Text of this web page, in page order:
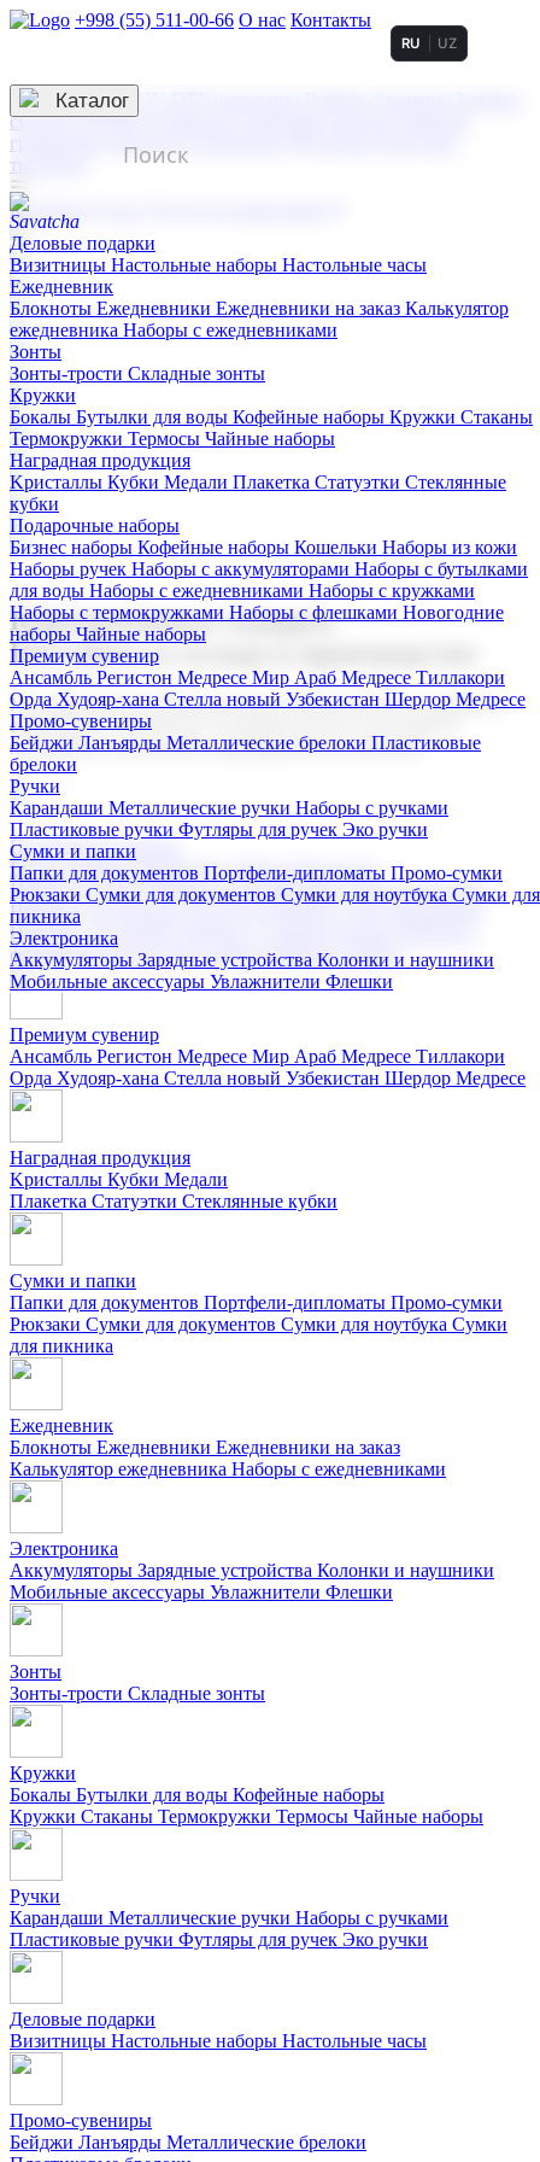
+998 (55) 511-00-66 О нас Контакты
3D гравировка
смолой (Doming)
гравировка твердая
тиснение
RU UZ
☰
Контакты
Каталог
Деловые подарки
Визитницы Настольные наборы Настольные часы
Ежедневник
Блокноты Ежедневники Ежедневники на заказ Калькулятор
ежедневника Наборы с ежедневниками
Зонты
Зонты-трости Складные зонты
Кружки
Бокалы Бутылки для воды Кофейные наборы Кружки Стаканы
Термокружки Термосы Чайные наборы
Наградная продукция
Kристаллы Кубки Медали Плакетка Статуэтки Стеклянные
кубки
Подарочные наборы
Бизнес наборы Кофейные наборы Кошельки Наборы из кожи
Наборы ручек Наборы с аккумуляторами Наборы с бутылками
для воды Наборы с ежедневниками Наборы с кружками
Наборы с термокружками Наборы с флешками Новогодние
наборы Чайные наборы
Премиум сувенир
Ансамбль Регистон Медресе Мир Араб Медресе Тиллакори
Орда Худояр-хана Стелла новый Узбекистан Шердор Медресе
Промо-сувениры
Бейджи Ланъярды Металлические брелоки Пластиковые
брелоки
Ручки
Карандаши Металлические ручки Наборы с ручками
Пластиковые ручки Футляры для ручек Эко ручки
Сумки и папки
Папки для документов Портфели-дипломаты Промо-сумки
Рюкзаки Сумки для документов Сумки для ноутбука Сумки для
пикника
Электроника
Аккумуляторы Зарядные устройства Колонки и наушники
Мобильные аксессуары Увлажнители Флешки
Корпоративные подарки
Поставка со склада и производство
Мы предлагаем широкий выбор корпоративных подарков и
сувениров с логотипом. В нашем каталоге вы найдете
продукцию для бизнеса, мероприятия и клиентов.
Подарочные наборы
Бизнес наборыКофейные наборы Кошельки
Наборы из кожиНаборы ручекНаборы с аккумуляторами
Наборы с бутылками для воды
Наборы с ежедневниками
Наборы с кружками
флешкамиНовогодние наборыЧайные наборы
Премиум сувенир
Ансамбль Регистон Медресе Мир Араб Медресе Тиллакори
Орда Худояр-хана Стелла новый Узбекистан Шердор Медресе
Наградная продукция
Kристаллы Кубки Медали
Плакетка Статуэтки Стеклянные кубки
Сумки и папки
Папки для документов Портфели-дипломаты Промо-сумки
Рюкзаки Сумки для документов Сумки для ноутбука Сумки
для пикника
Ежедневник
Блокноты Ежедневники Ежедневники на заказ
Калькулятор ежедневника Наборы с ежедневниками
Электроника
Аккумуляторы Зарядные устройства Колонки и наушники
Мобильные аксессуары Увлажнители Флешки
Зонты
Зонты-трости Складные зонты
Кружки
Бокалы Бутылки для воды Кофейные наборы
Кружки Стаканы Термокружки Термосы Чайные наборы
Ручки
Карандаши Металлические ручки Наборы с ручками
Пластиковые ручки Футляры для ручек Эко ручки
Деловые подарки
Визитницы Настольные наборы Настольные часы
Промо-сувениры
Бейджи Ланъярды Металлические брелоки